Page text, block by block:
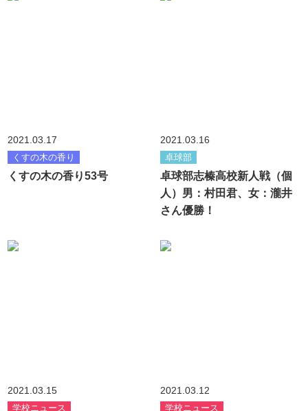
2021.03.17
くすの木の香り
くすの木の香り53号
2021.03.16
卓球部
卓球部志榛高校新人戦（個
人）男：村田君、女：瀧井
さん優勝！
2021.03.15
学校ニュース
2021.03.12
学校ニュース